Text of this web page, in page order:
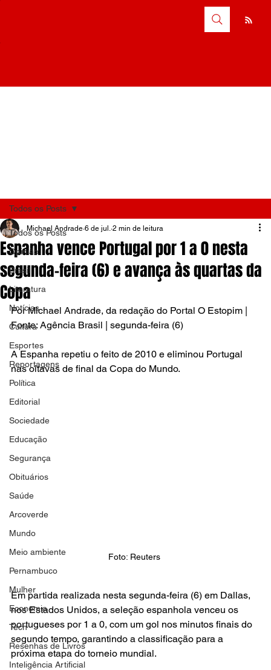
Todos os Posts
Opinião
Brasil
Literatura
Notícias
Cultura
Esportes
Reportagens
Política
Editorial
Sociedade
Educação
Segurança
Obituários
Saúde
Arcoverde
Mundo
Meio ambiente
Pernambuco
Mulher
Economia
Tech
Resenhas de Livros
Inteligência Artificial
Todos os Posts
Espanha vence Portugal por 1 a 0 nesta
segunda-feira (6) e avança às quartas da
Copa
Michael Andrade 6 de jul. 2 min de leitura
Por Michael Andrade, da redação do Portal O Estopim |
Fonte: Agência Brasil | segunda-feira (6)
A Espanha repetiu o feito de 2010 e eliminou Portugal
nas oitavas de final da Copa do Mundo.
Foto: Reuters
Em partida realizada nesta segunda-feira (6) em Dallas,
nos Estados Unidos, a seleção espanhola venceu os
portugueses por 1 a 0, com um gol nos minutos finais do
segundo tempo, garantindo a classificação para a
próxima etapa do torneio mundial.